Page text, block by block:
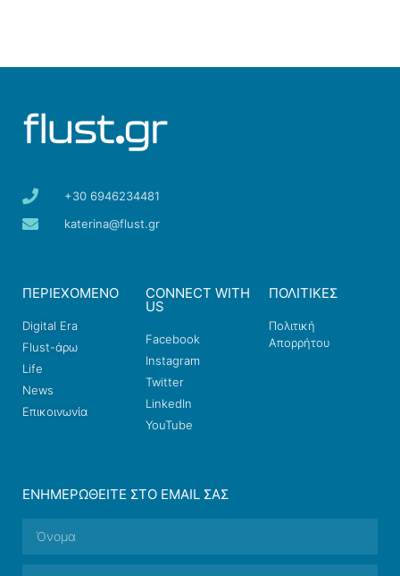
+30 6946234481
katerina@flust.gr
ΠΕΡΙΕΧΟΜΕΝΟ
Digital Era
Flust-άρω
Life
News
Επικοινωνία
CONNECT WITH
US
Facebook
Instagram
Twitter
LinkedIn
YouTube
ΠΟΛΙΤΙΚΕΣ
Πολιτική
Απορρήτου
ΕΝΗΜΕΡΩΘΕΊΤΕ ΣΤΟ EMAIL ΣΑΣ